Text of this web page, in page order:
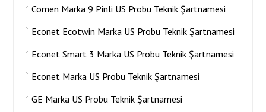
Comen Marka 9 Pinli US Probu Teknik Şartnamesi
Econet Ecotwin Marka US Probu Teknik Şartnamesi
Econet Smart 3 Marka US Probu Teknik Şartnamesi
Econet Marka US Probu Teknik Şartnamesi
GE Marka US Probu Teknik Şartnamesi